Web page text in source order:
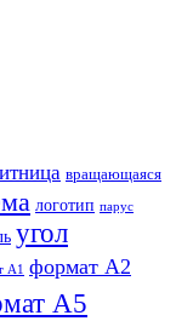
вращающаяся
логотип парус
угол
А1 формат А2
А5